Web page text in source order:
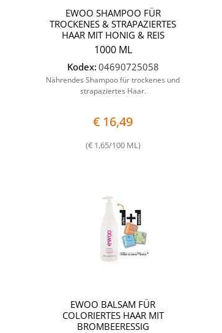
EWOO SHAMPOO FÜR
TROCKENES & STRAPAZIERTES
HAAR MIT HONIG & REIS
1000 ML
Kodex: 04690725058
Nährendes Shampoo für trockenes und
strapaziertes Haar.
€ 16,49
(€ 1,65/100 ML)
EWOO BALSAM FÜR
COLORIERTES HAAR MIT
BROMBEERESSIG